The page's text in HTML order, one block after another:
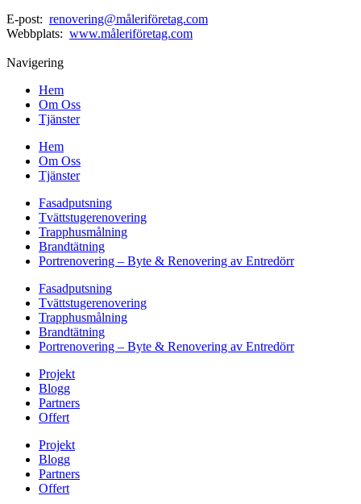
E-post: renovering@måleriföretag.com
Webbplats: www.måleriföretag.com
Navigering
Hem
Om Oss
Tjänster
Hem
Om Oss
Tjänster
Fasadputsning
Tvättstugerenovering
Trapphusmålning
Brandtätning
Portrenovering – Byte & Renovering av Entredörr
Fasadputsning
Tvättstugerenovering
Trapphusmålning
Brandtätning
Portrenovering – Byte & Renovering av Entredörr
Projekt
Blogg
Partners
Offert
Projekt
Blogg
Partners
Offert